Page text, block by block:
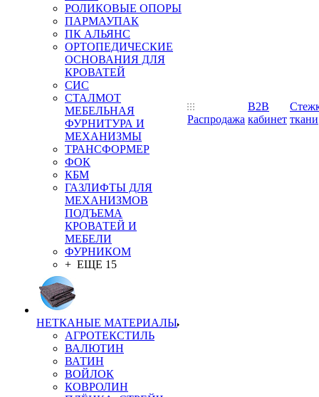
РОЛИКОВЫЕ ОПОРЫ
ПАРМАУПАК
ПК АЛЬЯНС
ОРТОПЕДИЧЕСКИЕ
ОСНОВАНИЯ ДЛЯ
КРОВАТЕЙ
СИС
СТАЛМОТ
МЕБЕЛЬНАЯ
ФУРНИТУРА И
МЕХАНИЗМЫ
ТРАНСФОРМЕР
ФОК
КБМ
ГАЗЛИФТЫ ДЛЯ
МЕХАНИЗМОВ
ПОДЪЕМА
КРОВАТЕЙ И
МЕБЕЛИ
ФУРНИКОМ
+ ЕЩЕ 15
НЕТКАНЫЕ МАТЕРИАЛЫ
АГРОТЕКСТИЛЬ
ВАЛЮТИН
ВАТИН
ВОЙЛОК
КОВРОЛИН
Распродажа
B2B
кабинет ткани